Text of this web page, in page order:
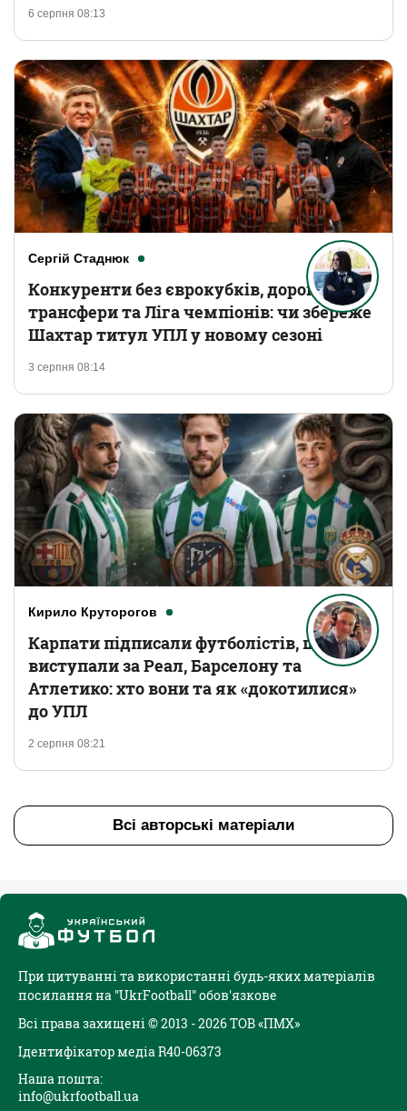
6 серпня 08:13
Сергій Стаднюк
3 серпня 08:14
Конкуренти без єврокубків, дорогі
трансфери та Ліга чемпіонів: чи збереже
Шахтар титул УПЛ у новому сезоні
Кирило Круторогов
2 серпня 08:21
Карпати підписали футболістів, що
виступали за Реал, Барселону та
Атлетико: хто вони та як «докотилися»
до УПЛ
Всі авторські матеріали
При цитуванні та використанні будь-яких матеріалів
посилання на "UkrFootball" обов'язкове
Всі права захищені © 2013 - 2026 ТОВ «ПМХ»
Ідентифікатор медіа R40-06373
Наша пошта:
info@ukrfootball.ua